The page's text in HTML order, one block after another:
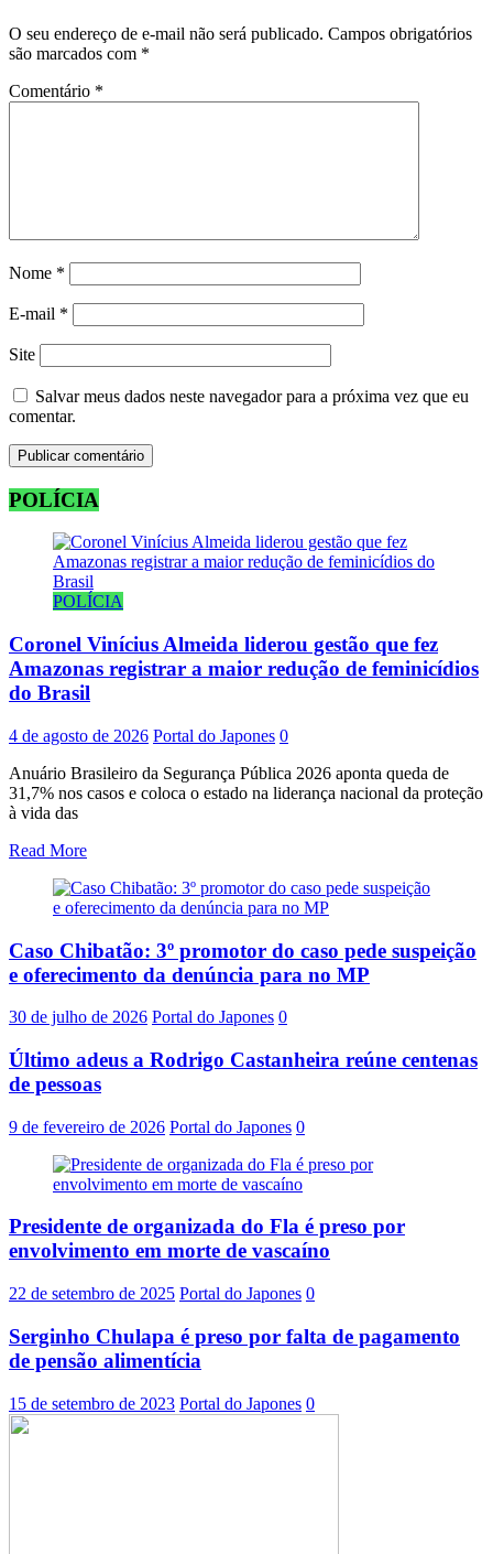
O seu endereço de e-mail não será publicado. Campos obrigatórios
são marcados com *
Comentário *
Nome *
E-mail *
Site
Salvar meus dados neste navegador para a próxima vez que eu
comentar.
POLÍCIA
POLÍCIA
Coronel Vinícius Almeida liderou gestão que fez
Amazonas registrar a maior redução de feminicídios
do Brasil
4 de agosto de 2026 Portal do Japones 0
Anuário Brasileiro da Segurança Pública 2026 aponta queda de
31,7% nos casos e coloca o estado na liderança nacional da proteção
à vida das
Read More
Caso Chibatão: 3º promotor do caso pede suspeição
e oferecimento da denúncia para no MP
30 de julho de 2026 Portal do Japones 0
Último adeus a Rodrigo Castanheira reúne centenas
de pessoas
9 de fevereiro de 2026 Portal do Japones 0
Presidente de organizada do Fla é preso por
envolvimento em morte de vascaíno
22 de setembro de 2025 Portal do Japones 0
Serginho Chulapa é preso por falta de pagamento
de pensão alimentícia
15 de setembro de 2023 Portal do Japones 0